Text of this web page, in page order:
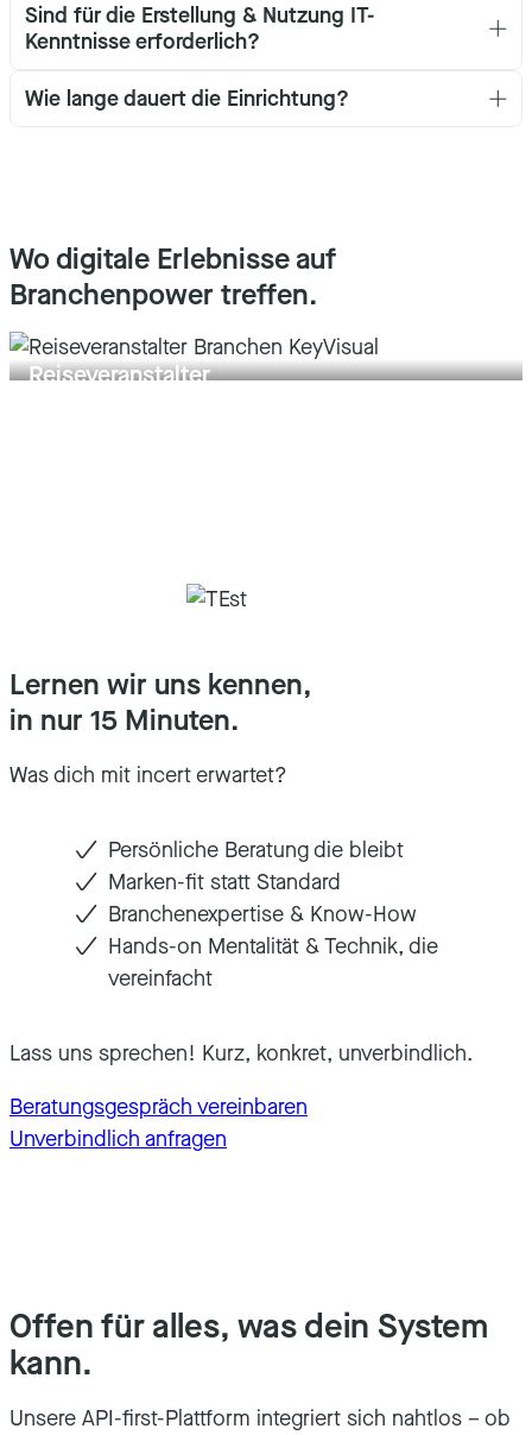
Sind für die Erstellung & Nutzung IT-
Kenntnisse erforderlich?
Wie lange dauert die Einrichtung?
Wo digitale Erlebnisse auf
Branchenpower treffen.
Reiseveranstalter
Lernen wir uns kennen,
in nur 15 Minuten.
Was dich mit incert erwartet?
Persönliche Beratung die bleibt
Marken-fit statt Standard
Branchenexpertise & Know-How
Hands-on Mentalität & Technik, die
vereinfacht
Lass uns sprechen! Kurz, konkret, unverbindlich.
Beratungsgespräch vereinbaren
Unverbindlich anfragen
Offen für alles, was dein System
kann.
Unsere API-first-Plattform integriert sich nahtlos – ob